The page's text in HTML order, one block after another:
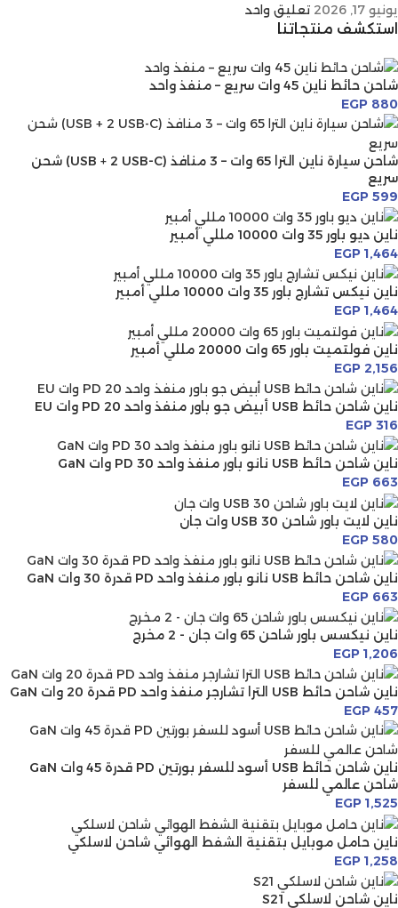
يونيو 17, 2026 تعليق واحد
استكشف منتجاتنا
شاحن حائط ناين 45 وات سريع – منفذ واحد
EGP 880
شاحن سيارة ناين الترا 65 وات – 3 منافذ (USB + 2 USB-C) شحن
سريع
EGP 599
ناين ديو باور 35 وات 10000 مللي أمبير
EGP 1,464
ناين نيكس تشارج باور 35 وات 10000 مللي أمبير
EGP 1,464
ناين فولتميت باور 65 وات 20000 مللي أمبير
EGP 2,156
ناين شاحن حائط USB أبيض جو باور منفذ واحد PD 20 وات EU
EGP 316
ناين شاحن حائط USB نانو باور منفذ واحد PD 30 وات GaN
EGP 663
ناين لايت باور شاحن USB 30 وات جان
EGP 580
ناين شاحن حائط USB نانو باور منفذ واحد PD قدرة 30 وات GaN
EGP 663
ناين نيكسس باور شاحن 65 وات جان - 2 مخرج
EGP 1,206
ناين شاحن حائط USB الترا تشارجر منفذ واحد PD قدرة 20 وات GaN
EGP 457
ناين شاحن حائط USB أسود للسفر بورتين PD قدرة 45 وات GaN
شاحن عالمي للسفر
EGP 1,525
ناين حامل موبايل بتقنية الشفط الهوائي شاحن لاسلكي
EGP 1,258
ناين شاحن لاسلكي S21